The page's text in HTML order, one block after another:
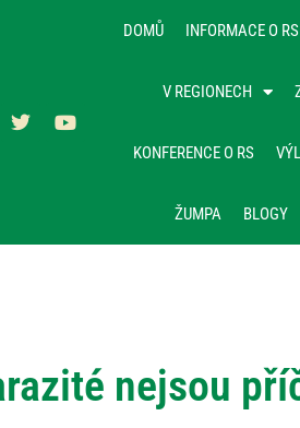
DOMŮ INFORMACE O RS
V REGIONECH
KONFERENCE O RS
ŽUMPA BLOGY
nejsou